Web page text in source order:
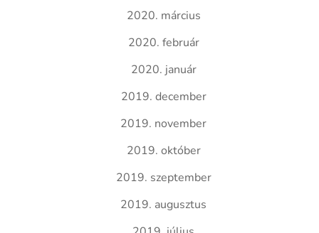
2020. március
2020. február
2020. január
2019. december
2019. november
2019. október
2019. szeptember
2019. augusztus